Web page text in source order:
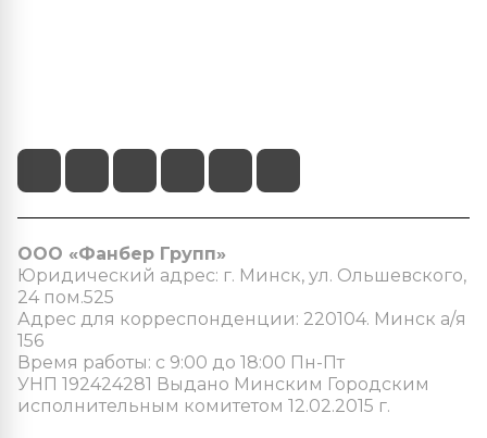
ООО «Фанбер Групп»
Юридический адрес: г. Минск, ул. Ольшевского,
24 пом.525
Адрес для корреспонденции: 220104. Минск а/я
156
Время работы: с 9:00 до 18:00 Пн-Пт
УНП 192424281 Выдано Минским Городским
исполнительным комитетом 12.02.2015 г.